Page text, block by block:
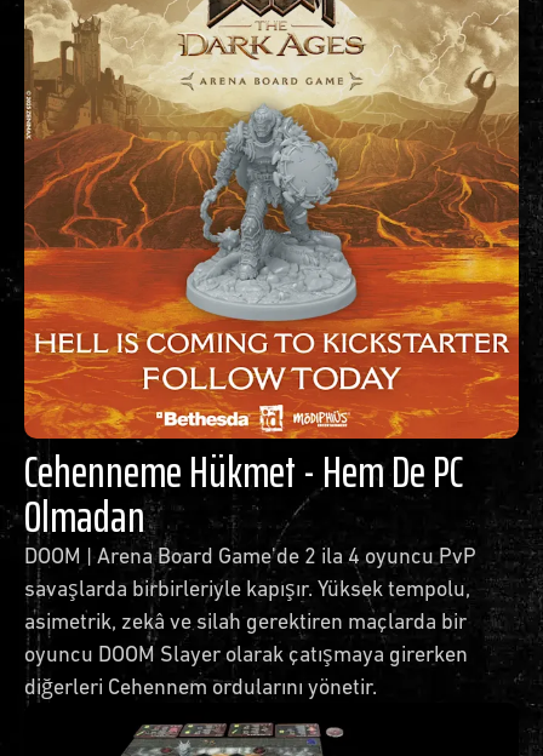
Cehenneme Hükmet - Hem De PC
Olmadan
DOOM | Arena Board Game'de 2 ila 4 oyuncu PvP
savaşlarda birbirleriyle kapışır. Yüksek tempolu,
asimetrik, zekâ ve silah gerektiren maçlarda bir
oyuncu DOOM Slayer olarak çatışmaya girerken
diğerleri Cehennem ordularını yönetir.